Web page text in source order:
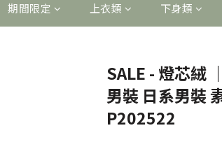
期間限定 上衣類 下身類
SALE - 燈芯絨
男裝 日系男裝
P202522